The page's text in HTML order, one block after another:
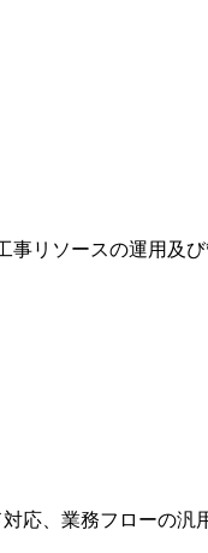
事リソースの運用及
応、業務フローの汎